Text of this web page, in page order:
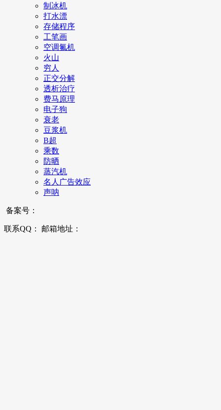
制冰机
打水漂
存储程序
工笔画
空调氟机
火山
穷人
正交分解
透析治疗
费马原理
电子狗
衰老
豆浆机
B超
乘数
防晒
蒸汽机
名人广告效应
声呐
备案号：
联系QQ： 邮箱地址：